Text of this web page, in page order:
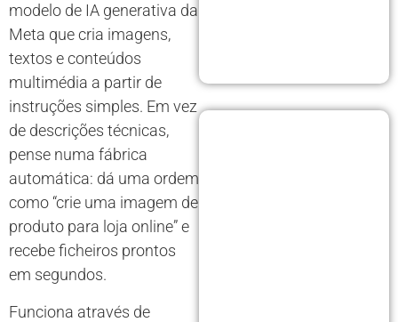
modelo de IA generativa da
Meta que cria imagens,
textos e conteúdos
multimédia a partir de
instruções simples. Em vez
de descrições técnicas,
pense numa fábrica
automática: dá uma ordem
como “crie uma imagem de
produto para loja online” e
recebe ficheiros prontos
em segundos.
Funciona através de